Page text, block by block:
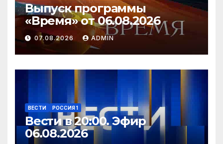
Выпуск программы
«Время» от 06.08.2026
07.08.2026 ADMIN
ВЕСТИ РОССИЯ 1
Вести в 20:00. Эфир
06.08.2026